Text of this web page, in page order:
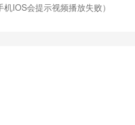
机IOS会提示视频播放失败）